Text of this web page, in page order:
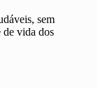
sem
de vida dos